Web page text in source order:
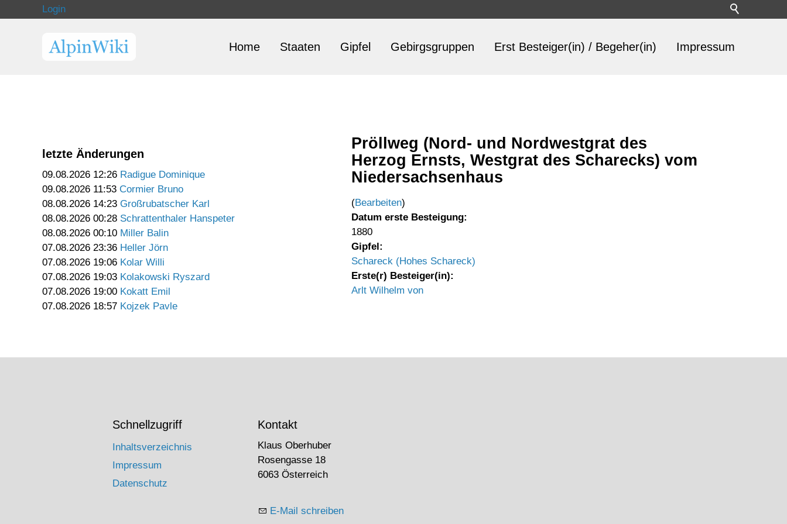
Login
Home Staaten Gipfel Gebirgsgruppen Erst Besteiger(in) / Begeher(in) Impressum
letzte Änderungen
09.08.2026 12:26 Radigue Dominique
09.08.2026 11:53 Cormier Bruno
08.08.2026 14:23 Großrubatscher Karl
08.08.2026 00:28 Schrattenthaler Hanspeter
08.08.2026 00:10 Miller Balin
07.08.2026 23:36 Heller Jörn
07.08.2026 19:06 Kolar Willi
07.08.2026 19:03 Kolakowski Ryszard
07.08.2026 19:00 Kokatt Emil
07.08.2026 18:57 Kojzek Pavle
Pröllweg (Nord- und Nordwestgrat des
Herzog Ernsts, Westgrat des Scharecks) vom
Niedersachsenhaus
(Bearbeiten)
Datum erste Besteigung:
1880
Gipfel:
Schareck (Hohes Schareck)
Erste(r) Besteiger(in):
Arlt Wilhelm von
Schnellzugriff
Inhaltsverzeichnis
Impressum
Datenschutz
Kontakt
Klaus Oberhuber
Rosengasse 18
6063 Österreich
E-Mail schreiben